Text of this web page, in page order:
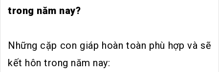
trong năm nay?
Những cặp con giáp hoàn toàn phù hợp và sẽ
kết hôn trong năm nay: